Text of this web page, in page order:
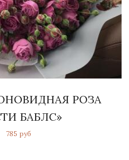
РОЗА
БАБЛС»
785 руб